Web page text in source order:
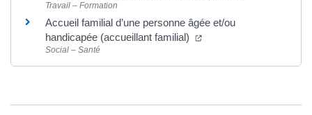
Travail – Formation
Accueil familial d’une personne âgée et/ou
handicapée (accueillant familial)
Social – Santé